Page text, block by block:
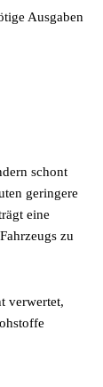
Ausgaben
schont
geringere
eine
zu
verwertet,